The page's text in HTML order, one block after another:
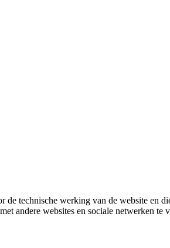
technische werking van de website en
andere websites en sociale netwerken